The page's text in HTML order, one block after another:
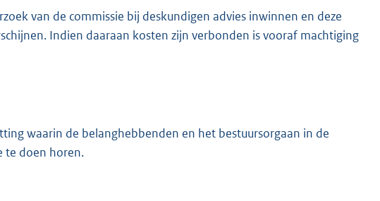
van de commissie bij deskundigen advies inwinnen en deze
Indien daaraan kosten zijn verbonden is vooraf machtiging
waarin de belanghebbenden en het bestuursorgaan in de
te doen horen.